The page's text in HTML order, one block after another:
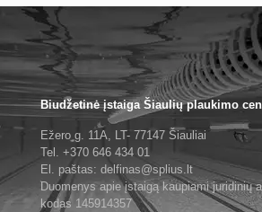
Biudžetinė įstaiga Šiaulių plaukimo
Ežero g. 11A, LT- 77147 Šiauliai
Tel. +370 646 434 01
El. paštas: delfinas@splius.lt
Duomenys apie įstaigą kaupiami juridinių
kodas 145914357